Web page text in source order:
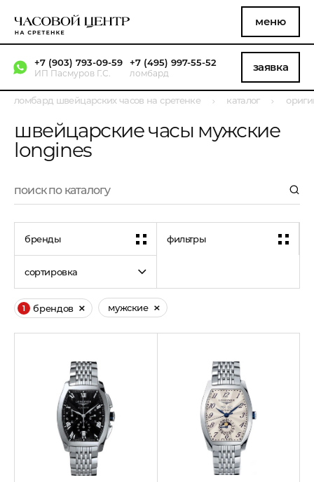
меню
+7 (903) 793-09-59
ИП Пасмуров Г.С.
+7 (495) 997-55-52
ломбард заявка
ломбард швейцарских часов на сретенке каталог
швейцарские часы мужские
longines
бренды фильтры
сортировка
1 брендов мужские